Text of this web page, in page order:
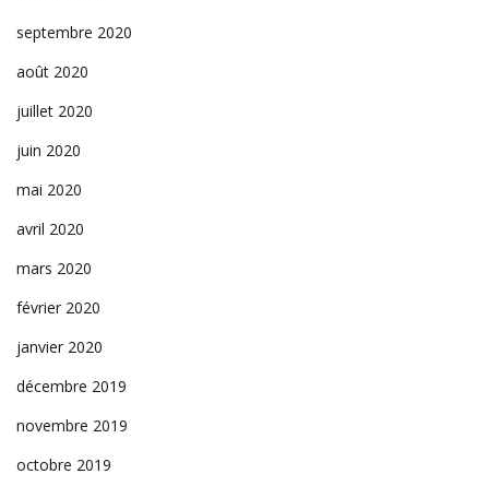
septembre 2020
août 2020
juillet 2020
juin 2020
mai 2020
avril 2020
mars 2020
février 2020
janvier 2020
décembre 2019
novembre 2019
octobre 2019